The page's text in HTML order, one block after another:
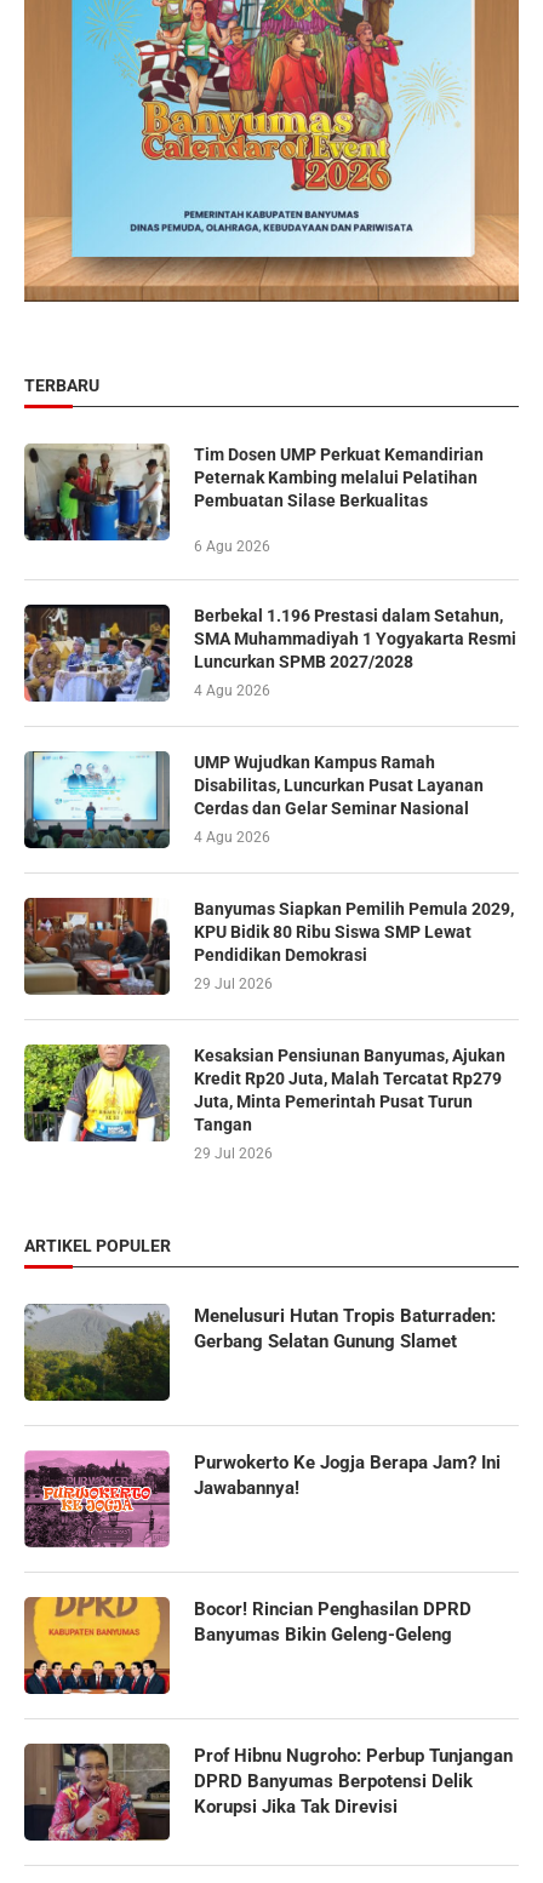
TERBARU
Tim Dosen UMP Perkuat Kemandirian
Peternak Kambing melalui Pelatihan
Pembuatan Silase Berkualitas
6 Agu 2026
Berbekal 1.196 Prestasi dalam Setahun,
SMA Muhammadiyah 1 Yogyakarta Resmi
Luncurkan SPMB 2027/2028
4 Agu 2026
UMP Wujudkan Kampus Ramah
Disabilitas, Luncurkan Pusat Layanan
Cerdas dan Gelar Seminar Nasional
4 Agu 2026
Banyumas Siapkan Pemilih Pemula 2029,
KPU Bidik 80 Ribu Siswa SMP Lewat
Pendidikan Demokrasi
29 Jul 2026
Kesaksian Pensiunan Banyumas, Ajukan
Kredit Rp20 Juta, Malah Tercatat Rp279
Juta, Minta Pemerintah Pusat Turun
Tangan
29 Jul 2026
ARTIKEL POPULER
Menelusuri Hutan Tropis Baturraden:
Gerbang Selatan Gunung Slamet
Purwokerto Ke Jogja Berapa Jam? Ini
Jawabannya!
Bocor! Rincian Penghasilan DPRD
Banyumas Bikin Geleng-Geleng
Prof Hibnu Nugroho: Perbup Tunjangan
DPRD Banyumas Berpotensi Delik
Korupsi Jika Tak Direvisi